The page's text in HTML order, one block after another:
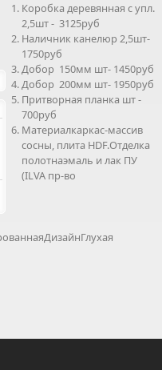
Коробка деревянная с упл.
2,5шт - 3125руб
Наличник канелюр 2,5шт-
1750руб
Добор 150мм шт- 1450руб
Добор 200мм шт- 1950руб
Притворная планка шт -
700руб
Материалкаркас-массив
сосны, плита HDF.Отделка
полотнаэмаль и лак ПУ
(ILVA пр-во